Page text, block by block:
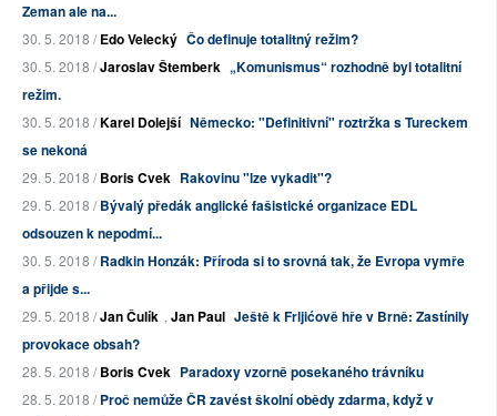
Zeman ale na...
30. 5. 2018 /Edo Velecký Čo definuje totalitný režim?
30. 5. 2018 /Jaroslav Štemberk „Komunismus“ rozhodně byl totalitní
režim.
30. 5. 2018 /Karel Dolejší Německo: "Definitivní" roztržka s Tureckem
se nekoná
29. 5. 2018 /Boris Cvek Rakovinu "lze vykadit"?
29. 5. 2018 /Bývalý předák anglické fašistické organizace EDL
odsouzen k nepodmí...
30. 5. 2018 /Radkin Honzák: Příroda si to srovná tak, že Evropa vymře
a přijde s...
29. 5. 2018 /Jan Čulík , Jan Paul Ještě k Frljićově hře v Brně: Zastínily
provokace obsah?
28. 5. 2018 /Boris Cvek Paradoxy vzorně posekaného trávníku
28. 5. 2018 /Proč nemůže ČR zavést školní obědy zdarma, když v